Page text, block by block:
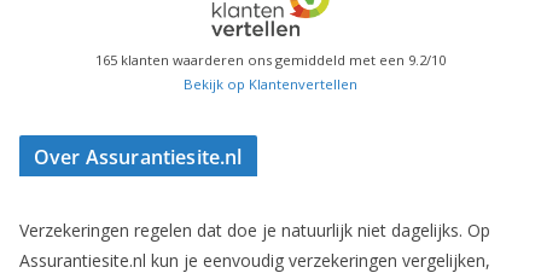
165 klanten waarderen ons gemiddeld met een 9.2/10
Bekijk op Klantenvertellen
Over Assurantiesite.nl
Verzekeringen regelen dat doe je natuurlijk niet dagelijks. Op
Assurantiesite.nl kun je eenvoudig verzekeringen vergelijken,